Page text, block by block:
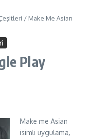
/ Make Me Asian
Play
Make me Asian
isimli uygulama,